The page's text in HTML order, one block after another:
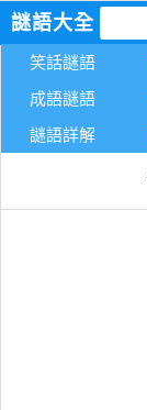
謎語大全
笑話謎語
成語謎語
謎語詳解